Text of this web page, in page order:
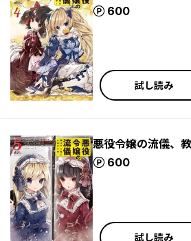
600
ポイント
試し読み
悪役令嬢の流儀、
600
ポイント
試し読み